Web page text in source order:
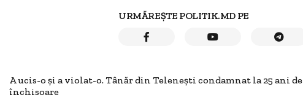
URMĂREȘTE POLITIK.MD PE
A ucis-o și a violat-o. Tânăr din Telenești condamnat la 25 ani de
închisoare